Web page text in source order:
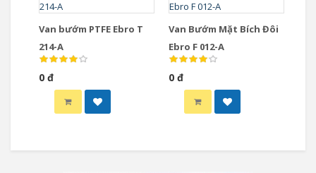
Van bướm PTFE Ebro T
214-A
0 đ
Van Bướm Mặt Bích Đôi
Ebro F 012-A
0 đ